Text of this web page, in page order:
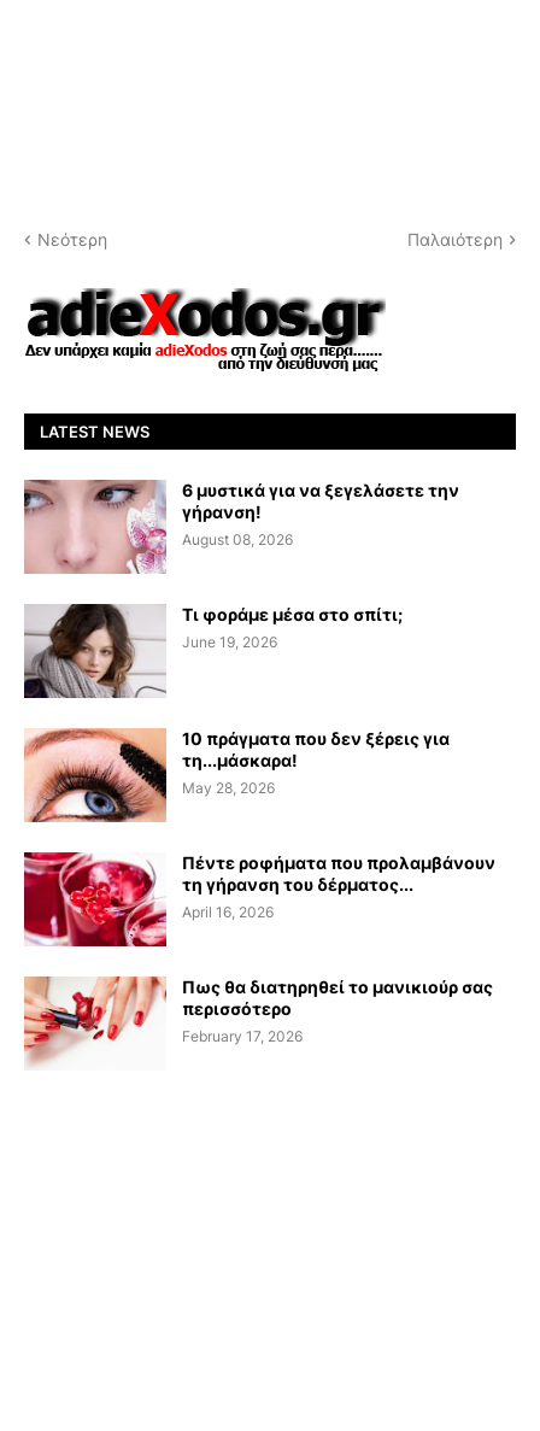
Νεότερη Παλαιότερη
LATEST NEWS
6 μυστικά για να ξεγελάσετε την
γήρανση!
August 08, 2026
Τι φοράμε μέσα στο σπίτι;
June 19, 2026
10 πράγματα που δεν ξέρεις για
τη...μάσκαρα!
May 28, 2026
Πέντε ροφήματα που προλαμβάνουν
τη γήρανση του δέρματος...
April 16, 2026
Πως θα διατηρηθεί το μανικιούρ σας
περισσότερο
February 17, 2026